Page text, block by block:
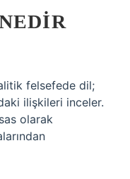
felsefede dil;
ilişkileri inceler.
olarak